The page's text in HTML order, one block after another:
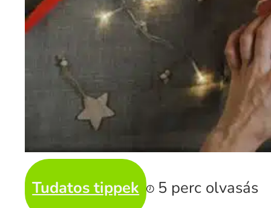
Tudatos tippek 5 perc olvasás